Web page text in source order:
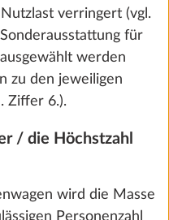
die bestmögliche
ermöglichen und
zu verbessern.
deine Präferenzen
und
durch Klicken auf
jederzeit mit
0,3 kg
verringert (vgl.
für
werden
zu den jeweiligen
Ziffer 6.).
/ die Höchstzahl
wird die Masse
Personenzahl